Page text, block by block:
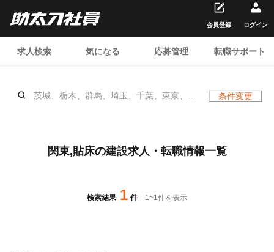
求人検索 気になる 応募管理 転職サポート
会員登録 ログイン
茨城、栃木、群馬、埼玉、千葉、東京、神
条件変更
関東,貼床の建設求人・転職情報一覧
検索結果 1 件 1~1件を表示